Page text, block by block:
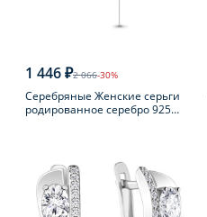
1 446 ₽2 066-30%
Серебряные Женские серьги
родированное серебро 925